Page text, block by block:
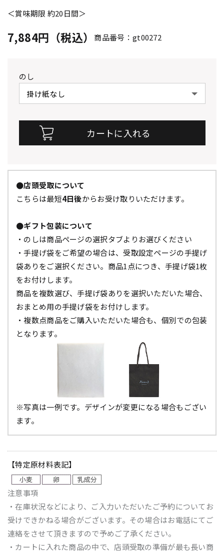
＜賞味期限 約20日間＞
7,884円（税込） 商品番号：gt00272
のし
●店頭受取について
こちらは最短4日後からお受け取りいただけます。
●ギフト包装について
・のしは商品ページの選択タブよりお選びください
・手提げ袋をご希望の場合は、受取設定ページの手提げ
袋ありをご選択ください。商品1点につき、手提げ袋1枚
をお付けします。
商品を複数選び、手提げ袋ありを選択いただいた場合、
おまとめ用の手提げ袋をお付けします。
・複数点商品をご購入いただいた場合も、個別での包装
となります。
※写真は一例です。デザインが変更になる場合もござい
ます。
【特定原材料表記】
注意事項
・在庫状況などにより、ご入力いただいたご予約についてお
受けできかねる場合がございます。その場合はお電話にてご
連絡をさせて頂きますので予めご了承ください。
・カートに入れた商品の中で、店頭受取の準備が最も長い商